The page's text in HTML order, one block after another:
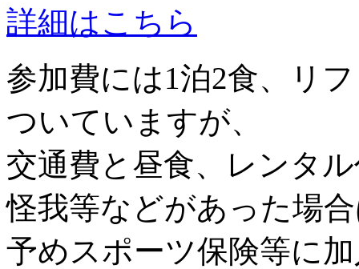
詳細はこちら
参加費には1泊2食、リ
ついていますが、
交通費と昼食、レンタ
怪我等などがあった場
予めスポーツ保険等に